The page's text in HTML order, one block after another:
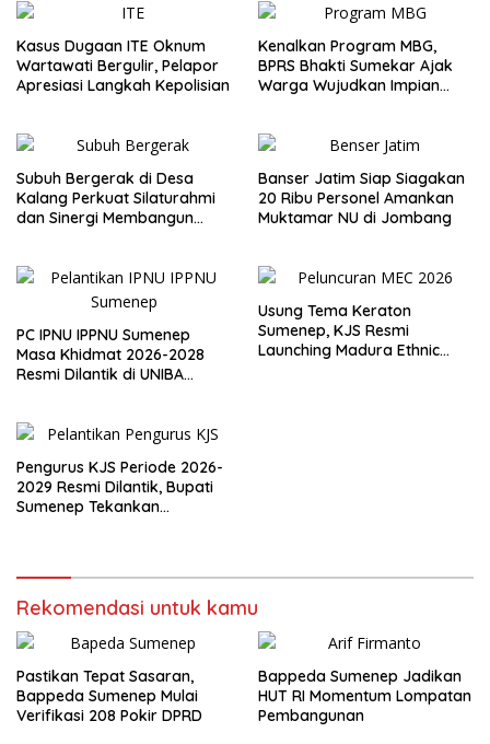
Kasus Dugaan ITE Oknum
Wartawati Bergulir, Pelapor
Apresiasi Langkah Kepolisian
Kenalkan Program MBG,
BPRS Bhakti Sumekar Ajak
Warga Wujudkan Impian
Subuh Bergerak di Desa
Kalang Perkuat Silaturahmi
dan Sinergi Membangun
Banser Jatim Siap Siagakan
20 Ribu Personel Amankan
Muktamar NU di Jombang
PC IPNU IPPNU Sumenep
Masa Khidmat 2026-2028
Resmi Dilantik di UNIBA
Usung Tema Keraton
Sumenep, KJS Resmi
Launching Madura Ethnic
Pengurus KJS Periode 2026-
2029 Resmi Dilantik, Bupati
Sumenep Tekankan
Rekomendasi untuk kamu
Pastikan Tepat Sasaran,
Bappeda Sumenep Mulai
Verifikasi 208 Pokir DPRD
Bappeda Sumenep Jadikan
HUT RI Momentum Lompatan
Pembangunan